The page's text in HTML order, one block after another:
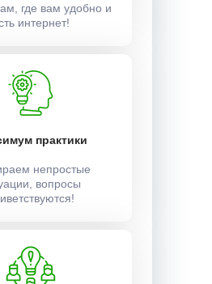
где вам удобно и
интернет!
практики
непростые
вопросы